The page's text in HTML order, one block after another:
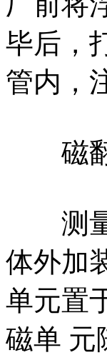
毕后，
管内，
磁翻
测量
体外加
单元置
磁单 元